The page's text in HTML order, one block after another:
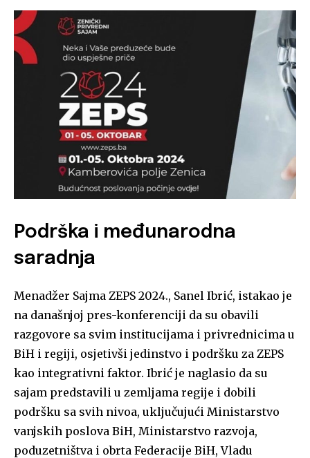
Podrška i međunarodna
saradnja
Menadžer Sajma ZEPS 2024., Sanel Ibrić, istakao je
na današnjoj pres-konferenciji da su obavili
razgovore sa svim institucijama i privrednicima u
BiH i regiji, osjetivši jedinstvo i podršku za ZEPS
kao integrativni faktor. Ibrić je naglasio da su
sajam predstavili u zemljama regije i dobili
podršku sa svih nivoa, uključujući Ministarstvo
vanjskih poslova BiH, Ministarstvo razvoja,
poduzetništva i obrta Federacije BiH, Vladu